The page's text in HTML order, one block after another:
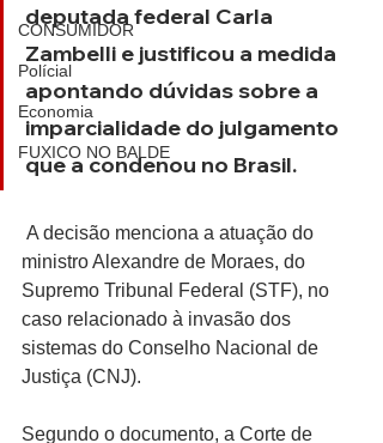
CONSUMIDOR
Polícial
Economia
FUXICO NO BALDE
deputada federal Carla
Zambelli e justificou a medida
apontando dúvidas sobre a
imparcialidade do julgamento
que a condenou no Brasil.
ministro Alexandre de Moraes, do
Supremo Tribunal Federal (STF), no
caso relacionado à invasão dos
sistemas do Conselho Nacional de
Justiça (CNJ).
Segundo o documento, a Corte de